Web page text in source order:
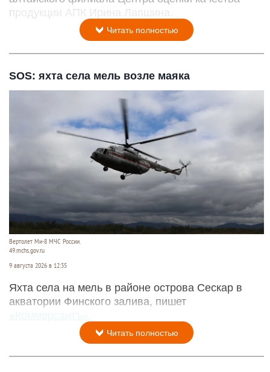
продукции АПК Ирина Лапшина.
Читать полностью
SOS: яхта села мель возле маяка
Вертолет Ми-8 МЧС России.
49.mchs.gov.ru
9 августа 2026 в 12:35
Яхта села на мель в районе острова Сескар в
акватории Финского залива, пишет
«Коммерсантъ»
Читать полностью